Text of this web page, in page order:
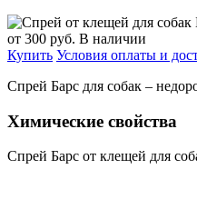
от 300 руб. В наличии
Купить Условия оплаты и
Спрей Барс для собак –
Химические свойства
Спрей Барс от клещей для